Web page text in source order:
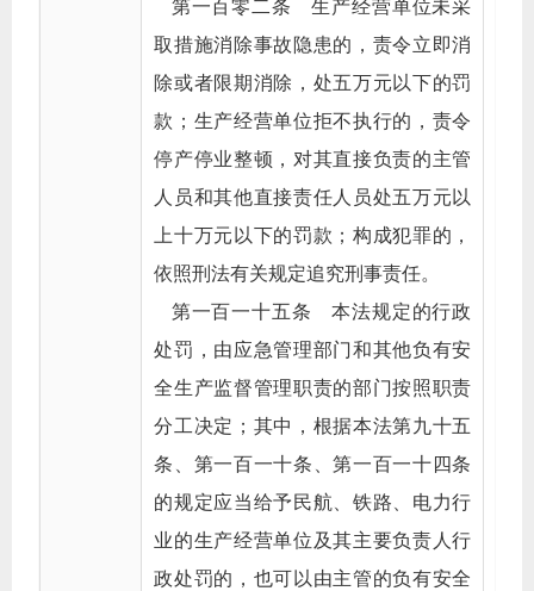
第一百零二条 生产经营单位未采
取措施消除事故隐患的，责令立即消
除或者限期消除，处五万元以下的罚
款；生产经营单位拒不执行的，责令
停产停业整顿，对其直接负责的主管
人员和其他直接责任人员处五万元以
上十万元以下的罚款；构成犯罪的，
依照刑法有关规定追究刑事责任。
第一百一十五条 本法规定的行政
处罚，由应急管理部门和其他负有安
全生产监督管理职责的部门按照职责
分工决定；其中，根据本法第九十五
条、第一百一十条、第一百一十四条
的规定应当给予民航、铁路、电力行
业的生产经营单位及其主要负责人行
政处罚的，也可以由主管的负有安全